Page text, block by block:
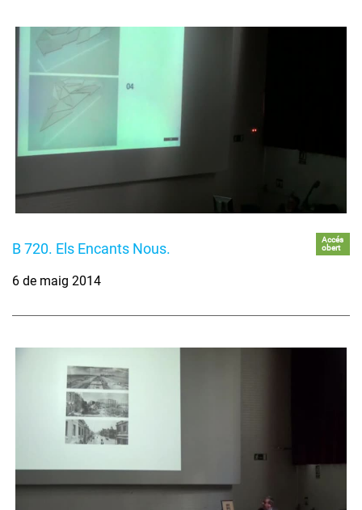
B 720. Els Encants Nous.
Accés
obert
6 de maig 2014